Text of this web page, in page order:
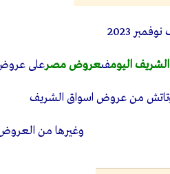
2023
اليومفىعروض مصرعلى
من عروض اسواق الشريف
وغيرها من